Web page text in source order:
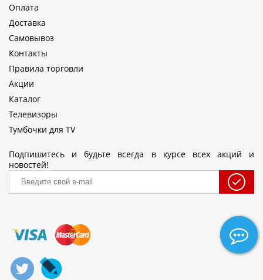
Оплата
Доставка
Самовывоз
Контакты
Правила торговли
Акции
Каталог
Телевизоры
Тумбочки для TV
Подпишитесь и будьте всегда в курсе всех акций и
новостей!